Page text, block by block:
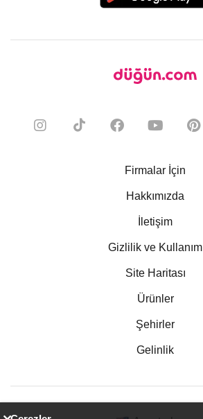
Firmalar İçin
Hakkımızda
İletişim
Gizlilik ve Kullanım
Site Haritası
Ürünler
Şehirler
Gelinlik